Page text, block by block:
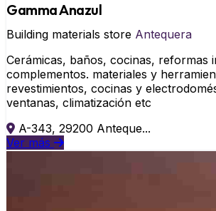
Gamma Anazul
Building materials store Antequera
Cerámicas, baños, cocinas, reformas
complementos. materiales y
revestimientos, cocinas y
ventanas, climatización etc
A-343, 29200 Anteque...
Ver más